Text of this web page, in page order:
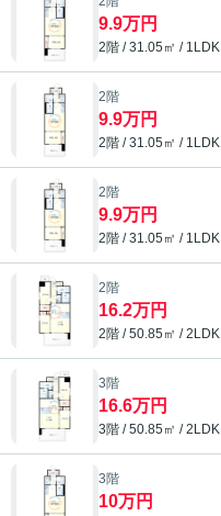
9.9万円
2階 / 31.05㎡ / 1LDK
2階
9.9万円
2階 / 31.05㎡ / 1LDK
2階
9.9万円
2階 / 31.05㎡ / 1LDK
2階
16.2万円
2階 / 50.85㎡ / 2LDK
3階
16.6万円
3階 / 50.85㎡ / 2LDK
3階
10万円